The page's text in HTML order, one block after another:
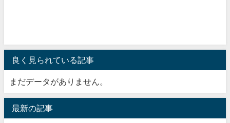
良く見られている記事
まだデータがありません。
最新の記事